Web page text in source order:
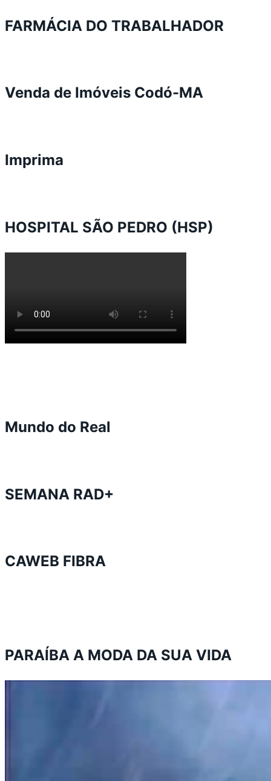
FARMÁCIA DO TRABALHADOR
Venda de Imóveis Codó-MA
Imprima
HOSPITAL SÃO PEDRO (HSP)
Mundo do Real
SEMANA RAD+
CAWEB FIBRA
PARAÍBA A MODA DA SUA VIDA